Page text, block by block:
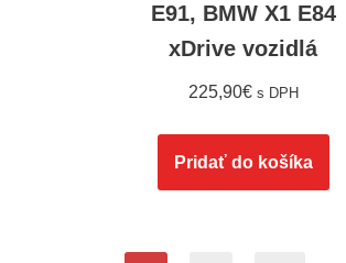
E91, BMW X1 E84
xDrive vozidlá
225,90€ s DPH
Pridať do košíka